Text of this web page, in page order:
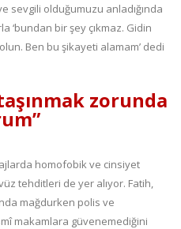
sevgili olduğumuzu anladığında
‘bundan bir şey çıkmaz. Gidin
Ben bu şikayeti alamam’ dedi
zorunda
homofobik ve cinsiyet
tehditleri de yer alıyor. Fatih,
mağdurken polis ve
makamlara güvenemediğini